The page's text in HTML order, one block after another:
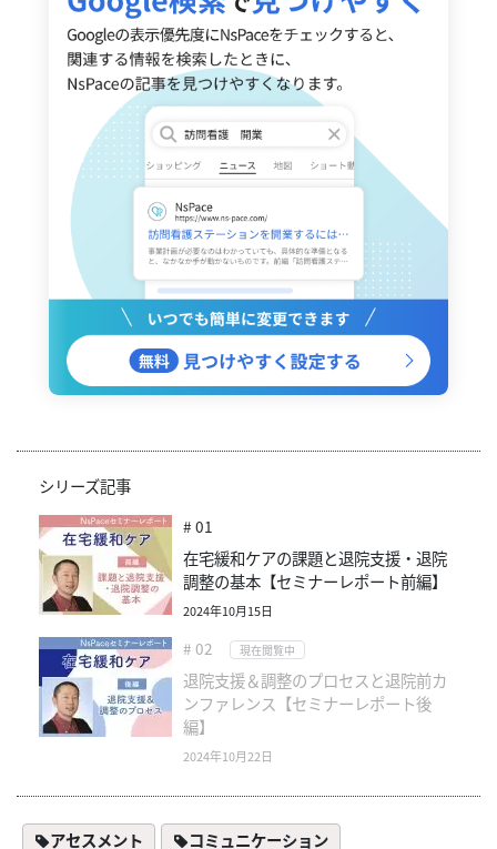
シリーズ記事
# 01
在宅緩和ケアの課題と退院支援・退院
調整の基本【セミナーレポート前編】
2024年10月15日
# 02 現在閲覧中
退院支援＆調整のプロセスと退院前カ
ンファレンス【セミナーレポート後
編】
2024年10月22日
アセスメント コミュニケーション